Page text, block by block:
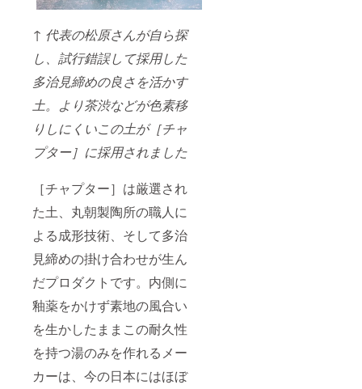
↑ 代表の松原さんが自ら探
し、試行錯誤して採用した
多治見締めの良さを活かす
土。より茶渋などが色素移
りしにくいこの土が［チャ
プター］に採用されました
［チャプター］は厳選され
た土、丸朝製陶所の職人に
よる成形技術、そして多治
見締めの掛け合わせが生ん
だプロダクトです。内側に
釉薬をかけず素地の風合い
を生かしたままこの耐久性
を持つ湯のみを作れるメー
カーは、今の日本にはほぼ